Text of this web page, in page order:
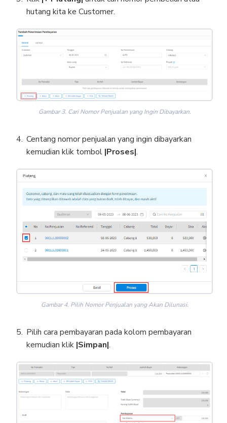
hutang kita ke Customer.
Gambar 3. Cari Nomor Penjualan yang Ingin Dibayarkan.
Centang nomor penjualan yang ingin dibayarkan
kemudian klik tombol |Proses|.
Gambar 4. Pilih Nomor Penjualan yang Akan Dilunasi.
Pilih cara pembayaran pada kolom pembayaran
kemudian klik |Simpan|.